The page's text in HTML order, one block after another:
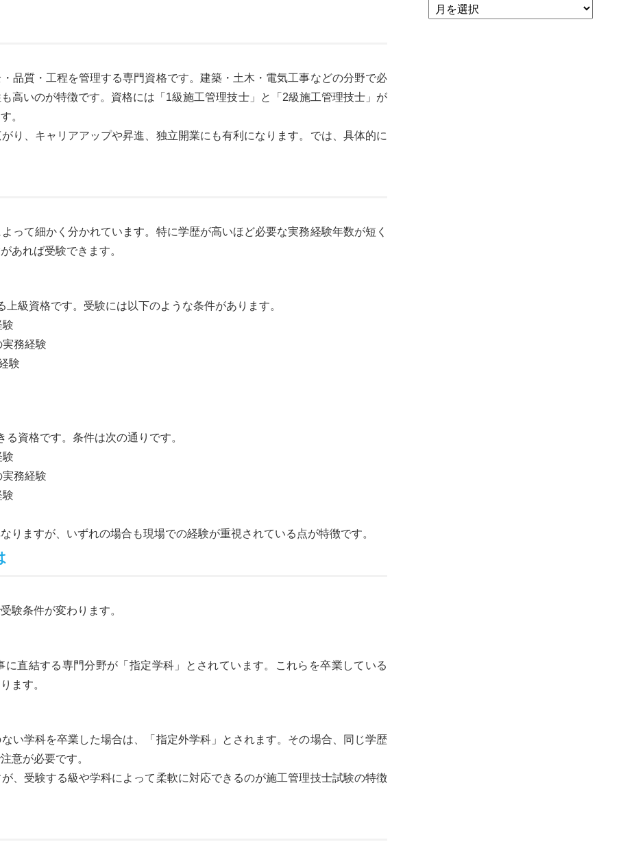
品質・工程を管理する専門資格です。建築・土木・電気工事などの分野で必
高いのが特徴です。資格には「1級施工管理技士」と「2級施工管理技士」が
。
り、キャリアアップや昇進、独立開業にも有利になります。では、具体的に
って細かく分かれています。特に学歴が高いほど必要な実務経験年数が短く
あれば受験できます。
級資格です。受験には以下のような条件があります。
験
務経験
験
資格です。条件は次の通りです。
験
務経験
験
りますが、いずれの場合も現場での経験が重視されている点が特徴です。
験条件が変わります。
直結する専門分野が「指定学科」とされています。これらを卒業している
ます。
い学科を卒業した場合は、「指定外学科」とされます。その場合、同じ学歴
意が必要です。
、受験する級や学科によって柔軟に対応できるのが施工管理技士試験の特徴